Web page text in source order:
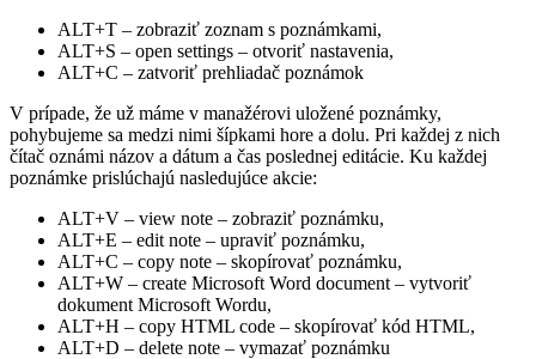
ALT+T – zobraziť zoznam s poznámkami,
ALT+S – open settings – otvoriť nastavenia,
ALT+C – zatvoriť prehliadač poznámok
V prípade, že už máme v manažérovi uložené poznámky,
pohybujeme sa medzi nimi šípkami hore a dolu. Pri každej z nich
čítač oznámi názov a dátum a čas poslednej editácie. Ku každej
poznámke prislúchajú nasledujúce akcie:
ALT+V – view note – zobraziť poznámku,
ALT+E – edit note – upraviť poznámku,
ALT+C – copy note – skopírovať poznámku,
ALT+W – create Microsoft Word document – vytvoriť
dokument Microsoft Wordu,
ALT+H – copy HTML code – skopírovať kód HTML,
ALT+D – delete note – vymazať poznámku